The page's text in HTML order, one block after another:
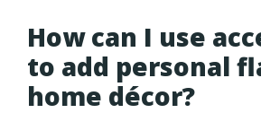
How can I use
to add personal
home décor?